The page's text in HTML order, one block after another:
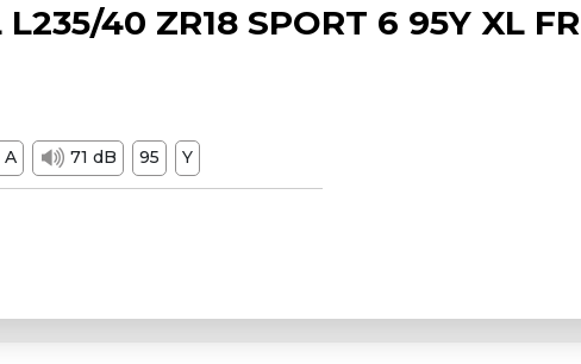
40 ZR18 SPORT 6 95Y XL FR
A 71 dB 95 Y